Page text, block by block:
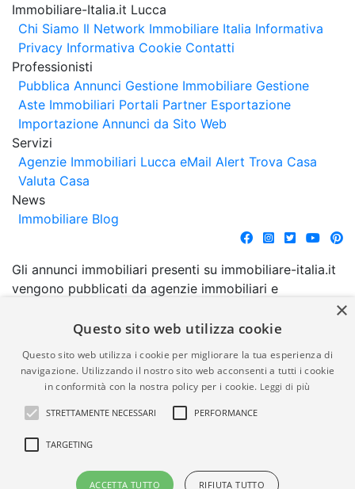
Immobiliare-Italia.it Lucca
Chi Siamo Il Network Immobiliare Italia Informativa
Privacy Informativa Cookie Contatti
Professionisti
Pubblica Annunci Gestione Immobiliare Gestione
Aste Immobiliari Portali Partner Esportazione
Importazione Annunci da Sito Web
Servizi
Agenzie Immobiliari Lucca eMail Alert Trova Casa
Valuta Casa
News
Immobiliare Blog
Gli annunci immobiliari presenti su immobiliare-italia.it
vengono pubblicati da agenzie immobiliari e
comporta l'approvazione o l'avallo da parte di
garanzia da parte di quest'ultima. immobiliare-italia.it
quindi non è responsabile della veridicità, della
correttezza, della completezza, della normativa in
materia di privacy e/o di alcun altro aspetto dei
suddetti annunci.
© Copyright 2007 - 2026
Powered by
×
Questo sito web utilizza cookie
Questo sito web utilizza i cookie per migliorare la tua esperienza di
navigazione. Utilizzando il nostro sito web acconsenti a tutti i cookie
in conformità con la nostra policy per i cookie. Leggi di più
STRETTAMENTE NECESSARI PERFORMANCE
TARGETING
ACCETTA TUTTO RIFIUTA TUTTO